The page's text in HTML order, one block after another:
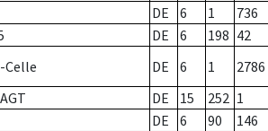
DE 6 1 736
DE 6 198 42
Celle DE 6 1 2786
DE 15 252 1
DE 6 90 146